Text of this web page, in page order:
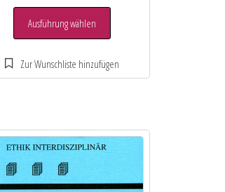
Ausführung wählen